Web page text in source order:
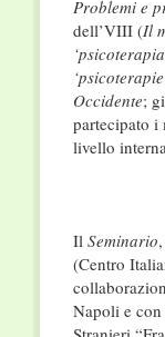
Problemi e
dell’VIII (Il
Occidente;
partecipato i
livello
Il Seminario
(Centro
Napoli e